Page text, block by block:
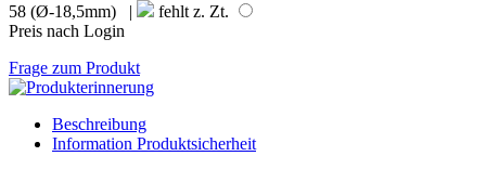
58 (Ø-18,5mm) |
fehlt z. Zt.
Preis nach Login
Frage zum Produkt
Beschreibung
Information Produktsicherheit